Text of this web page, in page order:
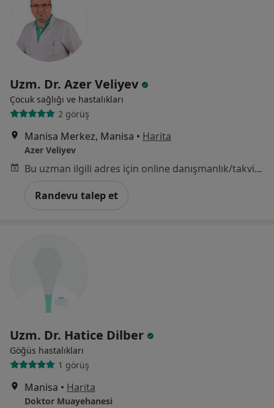
Uzm. Dr. Azer Veliyev
Çocuk sağlığı ve hastalıkları
2 görüş
Manisa Merkez, Manisa • Harita
Azer Veliyev
Bu uzman ilgili adres için online danışmanlık/takvim sunmuyor.
Randevu talep et
Uzm. Dr. Hatice Dilber
Göğüs hastalıkları
1 görüş
Manisa • Harita
Doktor Muayehanesi